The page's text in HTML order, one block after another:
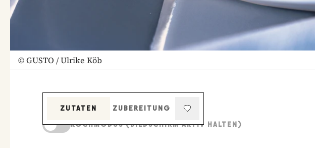
©GUSTO / Ulrike Köb
ZUTATEN
ZUBEREITUNG
KOCHMODUS (BILDSCHIRM AKTIV HALTEN)